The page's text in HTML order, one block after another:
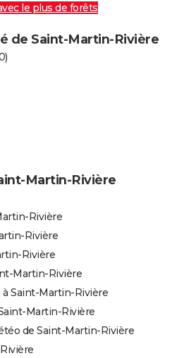
le plus de forêts
de Saint-Martin-Rivière
Martin-Rivière
Rivière
Rivière
Rivière
Martin-Rivière
Saint-Martin-Rivière
Martin-Rivière
de Saint-Martin-Rivière